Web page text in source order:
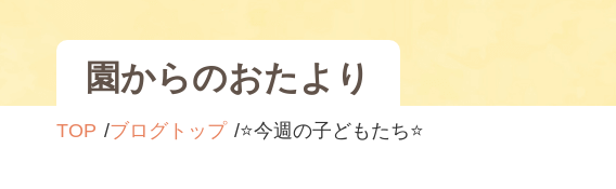
園からのおたより
TOP ブログトップ ⭐️今週の子どもたち⭐️